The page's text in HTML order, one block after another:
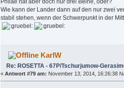
Wie kann der Lander dann auf den nur zwei
stabil stehen, wenn der Schwerpunkt in der
KarlW
Re: ROSETTA - 67P/Tschurjumow-
« Antwort #79 am: November 13, 2014, 16:26:38